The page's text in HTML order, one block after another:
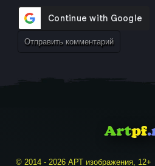
© 2014 - 2026 АРТ изображения, 12+